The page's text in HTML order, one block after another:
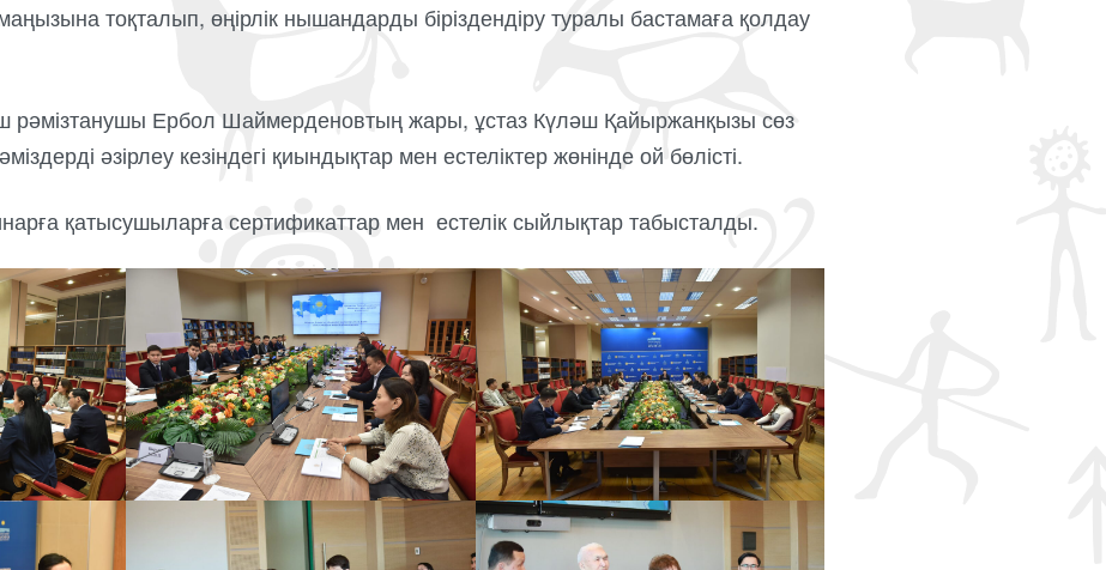
тоқталып, өңірлік нышандарды біріздендіру туралы бастамаға қолдау
рәмізтанушы Ербол Шаймерденовтың жары, ұстаз Күләш Қайыржанқызы сөз
әзірлеу кезіндегі қиындықтар мен естеліктер жөнінде ой бөлісті.
қатысушыларға сертификаттар мен естелік сыйлықтар табысталды.